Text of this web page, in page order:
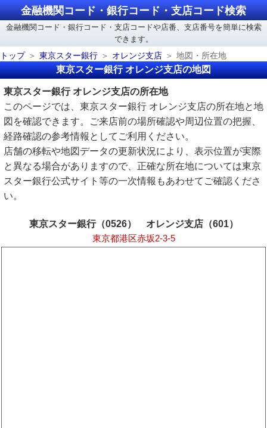
金融機関コード・銀行コード・支店コード検索
金融機関コード・銀行コード・支店コードや店番、支店番号を簡単に検索
できます。
トップ
東京スター銀行 オレンジ支店 地図・所在地
東京スター銀行 オレンジ支店の地図
東京スター銀行 オレンジ支店の所在地
このページでは、東京スター銀行 オレンジ支店の所在地と地
図を確認できます。ご来店前の場所確認や周辺位置の把握、
経路確認の参考情報としてご利用ください。
店舗の移転や地図データの更新状況により、表示位置が実際
と異なる場合がありますので、正確な所在地については東京
スター銀行公式サイト等の一次情報もあわせてご確認くださ
い。
東京スター銀行（0526） オレンジ支店（601）
東京都港区赤坂2-3-5